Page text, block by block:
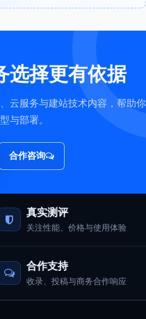
选择更有依据
云服务与建站技术内容，帮助你
与部署。
合作咨询
真实测评
关注性能、价格与使用体验
合作支持
收录、投稿与商务合作响应